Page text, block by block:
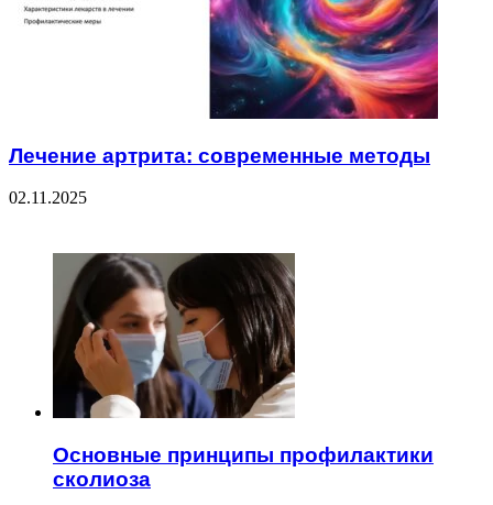
Лечение артрита: современные методы
02.11.2025
Основные принципы профилактики
сколиоза